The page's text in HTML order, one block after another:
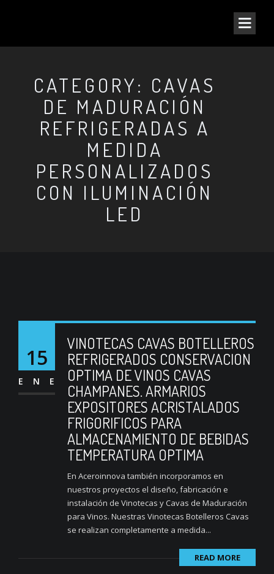
CATEGORY: CAVAS
DE MADURACIÓN
REFRIGERADAS A
MEDIDA
PERSONALIZADOS
CON ILUMINACIÓN
LED
15
ENE
VINOTECAS CAVAS BOTELLEROS
REFRIGERADOS CONSERVACION
OPTIMA DE VINOS CAVAS
CHAMPANES. ARMARIOS
EXPOSITORES ACRISTALADOS
FRIGORIFICOS PARA
ALMACENAMIENTO DE BEBIDAS
TEMPERATURA OPTIMA
En Aceroinnova también incorporamos en
nuestros proyectos el diseño, fabricación e
instalación de Vinotecas y Cavas de Maduración
para Vinos. Nuestras Vinotecas Botelleros Cavas
se realizan completamente a medida...
READ MORE